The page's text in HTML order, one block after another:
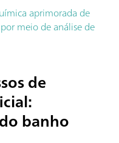
aprimorada de
meio de análise de
de
banho